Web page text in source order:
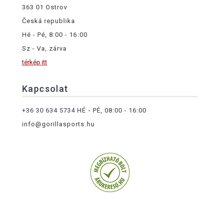
363 01 Ostrov
Česká republika
Hé - Pé, 8:00 - 16:00
Sz - Va, zárva
térkép itt
Kapcsolat
+36 30 634 5734 HÉ - PÉ, 08:00 - 16:00
info@gorillasports.hu